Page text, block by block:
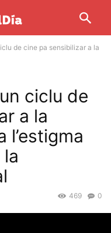
de cine pa sensibilizar a la
ciclu de
a la
0
469